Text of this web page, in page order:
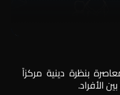
بنظرة دينية مركزاً
الأفراد.